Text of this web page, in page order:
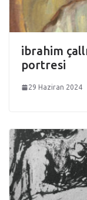
ibrahim
portresi
29 Haziran 2024